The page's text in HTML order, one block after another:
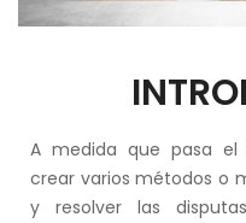
A medida que pasa el
crear varios métodos o
y resolver las